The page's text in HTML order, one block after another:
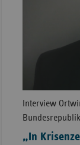
Interview
„In